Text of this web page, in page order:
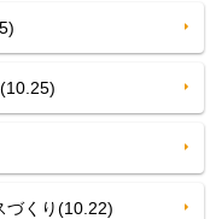
くり(10.22)